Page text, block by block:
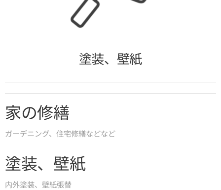
塗装、壁紙
家の修繕
ガーデニング、住宅修繕などなど
塗装、壁紙
内外塗装、壁紙張替